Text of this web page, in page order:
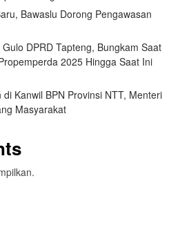
Bawaslu Dorong Pengawasan
DPRD Tapteng, Bungkam Saat
2025 Hingga Saat Ini
Kanwil BPN Provinsi NTT, Menteri
Masyarakat